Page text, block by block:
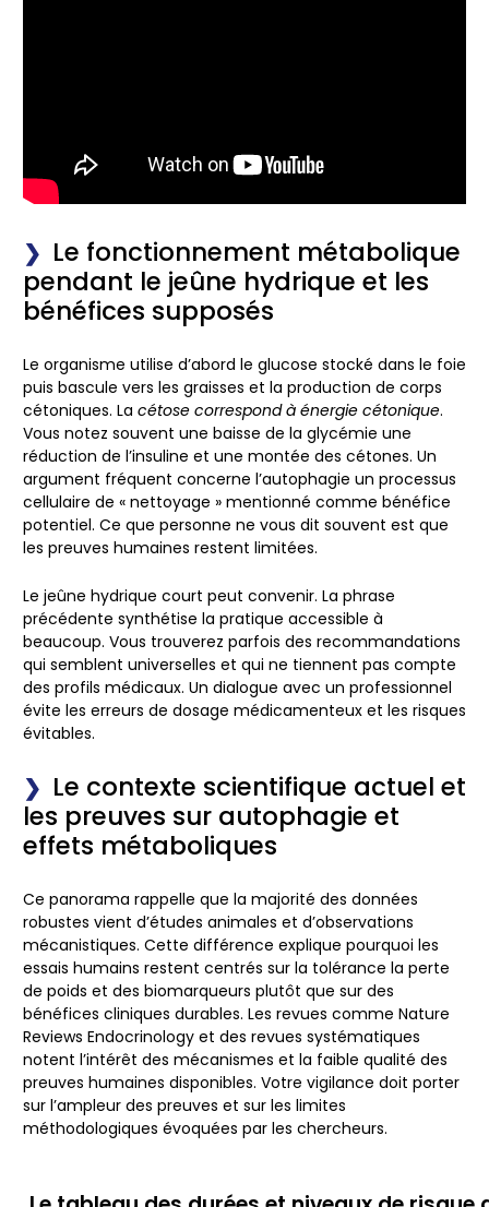
Le fonctionnement métabolique
pendant le jeûne hydrique et les
bénéfices supposés
Le organisme utilise d’abord le glucose stocké dans le foie
puis bascule vers les graisses et la production de corps
cétoniques. La cétose correspond à énergie cétonique.
Vous notez souvent une baisse de la glycémie une
réduction de l’insuline et une montée des cétones. Un
argument fréquent concerne l’autophagie un processus
cellulaire de « nettoyage » mentionné comme bénéfice
potentiel. Ce que personne ne vous dit souvent est que
les preuves humaines restent limitées.
Le jeûne hydrique court peut convenir. La phrase
précédente synthétise la pratique accessible à
beaucoup. Vous trouverez parfois des recommandations
qui semblent universelles et qui ne tiennent pas compte
des profils médicaux. Un dialogue avec un professionnel
évite les erreurs de dosage médicamenteux et les risques
évitables.
Le contexte scientifique actuel et
les preuves sur autophagie et
effets métaboliques
Ce panorama rappelle que la majorité des données
robustes vient d’études animales et d’observations
mécanistiques. Cette différence explique pourquoi les
essais humains restent centrés sur la tolérance la perte
de poids et des biomarqueurs plutôt que sur des
bénéfices cliniques durables. Les revues comme Nature
Reviews Endocrinology et des revues systématiques
notent l’intérêt des mécanismes et la faible qualité des
preuves humaines disponibles. Votre vigilance doit porter
sur l’ampleur des preuves et sur les limites
méthodologiques évoquées par les chercheurs.